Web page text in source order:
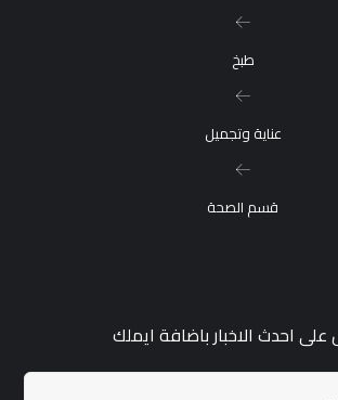
طبخ
عناية وتجميل
قسم الصحة
احدث الاخبار باضافة ايملك